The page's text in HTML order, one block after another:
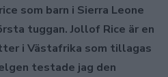
som barn i Sierra Leone
tuggan. Jollof Rice är en
i Västafrika som tillagas
testade jag den